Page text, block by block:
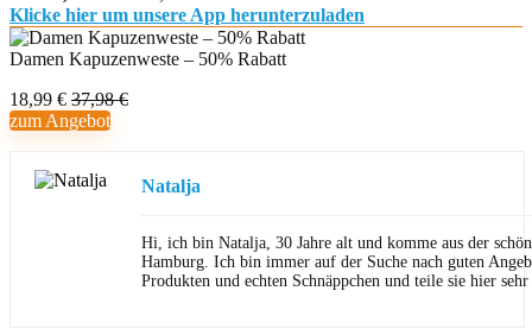
Klicke hier um unsere App herunterzuladen
Damen Kapuzenweste – 50% Rabatt
18,99 € 37,98 €
zum Angebot
Natalja
Hi, ich bin Natalja, 30 Jahre alt und komme aus der
Hamburg. Ich bin immer auf der Suche nach guten
Produkten und echten Schnäppchen und teile sie hier